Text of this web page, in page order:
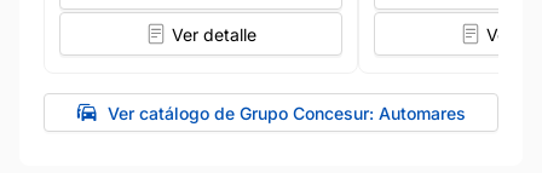
Ver detalle Ver
Ver catálogo de Grupo Concesur: Automares